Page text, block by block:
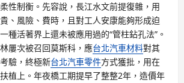
性制衡。先容說，長江水文前提復雜，用
、風險、費時，且對工人安康能夠形成迫
種活著界上還未被應用過的“管柱鉆孔法”。
屢次被召回莫斯科，應台北汽車材料對其
驗，終極新台北汽車零件方式獲批，用在
植上。年夜橋工期提早了整整2年，造價年